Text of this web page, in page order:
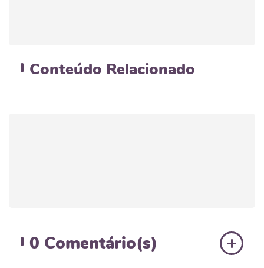
Conteúdo Relacionado
0 Comentário(s)